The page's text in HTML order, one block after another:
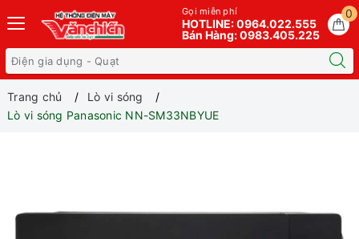
0
Gọi miễn phí
HOTLINE: 0964.022.555
Bán Hàng: 0983.405.225
Trang chủ
Lò vi sóng
Lò vi sóng Panasonic NN-SM33NBYUE